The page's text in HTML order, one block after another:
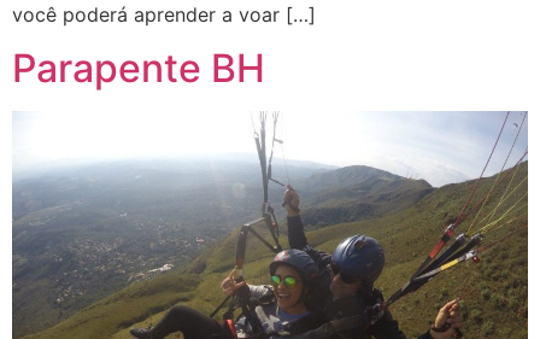
você poderá aprender a voar […]
Parapente BH